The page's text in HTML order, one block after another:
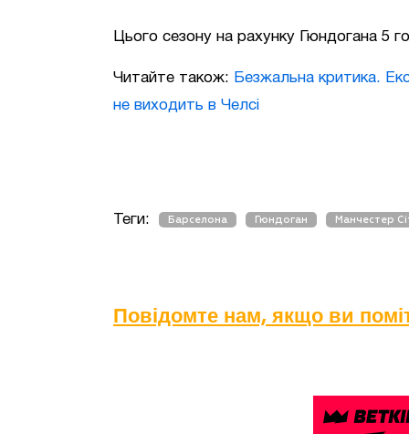
Цього сезону на рахунку Гюндогана 5
Читайте також: Безжальна критика.
не виходить в Челсі
Теги: Барселона Гюндоган Манчестер
Повідомте нам, якщо ви